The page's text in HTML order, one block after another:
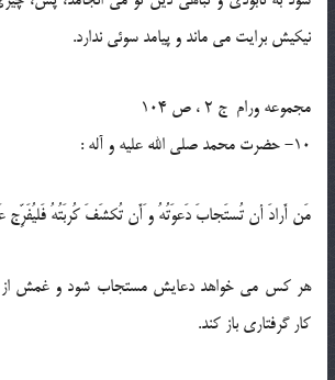
نيكيش برايت مى ماند و پيامد سوئى ندارد.
مجموعه ورام ج 2 ، ص 104
10- حضرت محمد صلی الله علیه و آله :
مَن أَرادَ أن تُستَجابَ دَعوَتُهُ و َأَن تُكشَفَ كُربَتُهُ فَليُفَرِّج
هر كس مى خواهد دعايش مستجاب شود و غمش از
كار گرفتارى باز كند.